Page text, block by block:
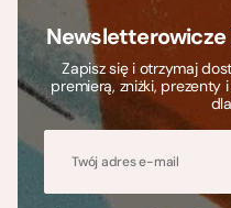
Newsletterowicze
Zapisz się i otrzymaj
premierą, zniżki,